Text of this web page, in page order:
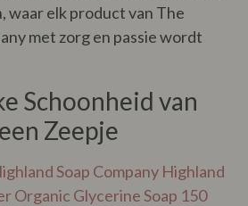
waar elk product van The
met zorg en passie wordt
Schoonheid van
Zeepje